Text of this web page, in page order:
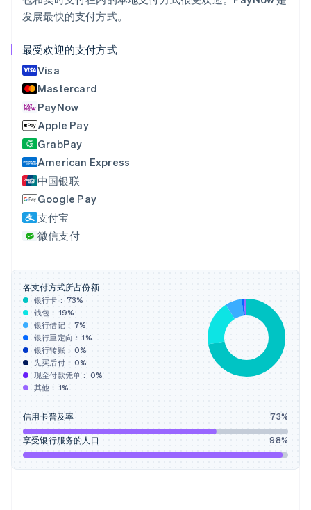
发展最快的支付方式。
最受欢迎的支付方式
Visa
Mastercard
PayNow
Apple Pay
GrabPay
American Express
中国银联
Google Pay
支付宝
微信支付
各支付方式所占份额
银行卡： 73%
钱包：19%
银行借记：7%
银行重定向：1%
银行转账：0%
先买后付：0%
现金付款凭单： 0%
其他： 1%
信用卡普及率 73%
享受银行服务的人口 98%
PortuguêsEnglish
保加利亚
比利时
波兰
English
丹麦
English
德国
DeutschEnglish
法国
English
芬兰
EnglishSvenska
荷兰
Nederlands
加拿大
捷克
English
克罗地亚
EnglishItaliano
拉脱维亚
English
立陶宛
English
列支敦士登
卢森堡
罗马尼亚
English
马尔他